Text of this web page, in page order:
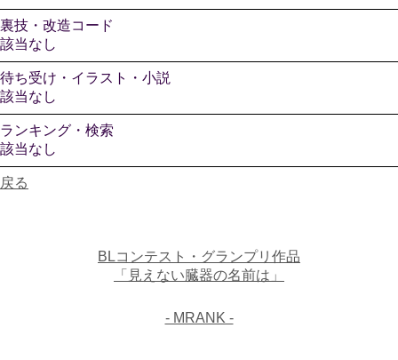
裏技・改造コード
該当なし
待ち受け・イラスト・小説
該当なし
ランキング・検索
該当なし
戻る
BLコンテスト・グランプリ作品
「見えない臓器の名前は」
- MRANK -